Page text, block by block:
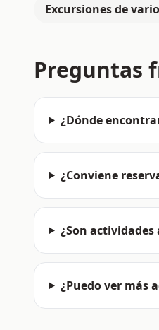
Excursiones de
Preguntas
¿Dónde
¿Conviene
¿Son
¿Puedo ver más